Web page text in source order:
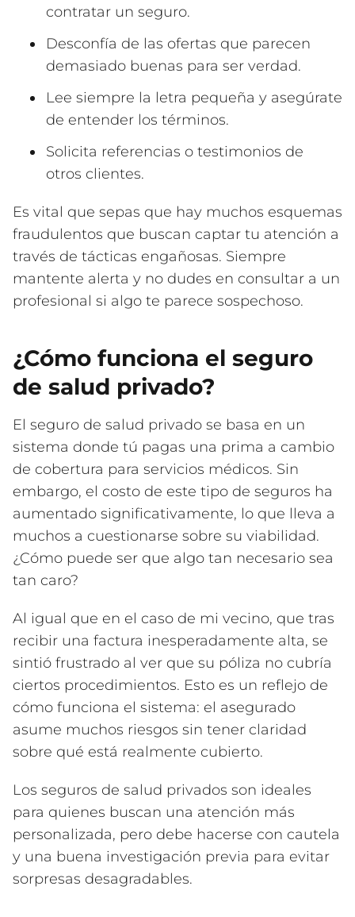
contratar un seguro.
Desconfía de las ofertas que parecen
demasiado buenas para ser verdad.
Lee siempre la letra pequeña y asegúrate
de entender los términos.
Solicita referencias o testimonios de
otros clientes.
Es vital que sepas que hay muchos esquemas
fraudulentos que buscan captar tu atención a
través de tácticas engañosas. Siempre
mantente alerta y no dudes en consultar a un
profesional si algo te parece sospechoso.
¿Cómo funciona el seguro
de salud privado?
El seguro de salud privado se basa en un
sistema donde tú pagas una prima a cambio
de cobertura para servicios médicos. Sin
embargo, el costo de este tipo de seguros ha
aumentado significativamente, lo que lleva a
muchos a cuestionarse sobre su viabilidad.
¿Cómo puede ser que algo tan necesario sea
tan caro?
Al igual que en el caso de mi vecino, que tras
recibir una factura inesperadamente alta, se
sintió frustrado al ver que su póliza no cubría
ciertos procedimientos. Esto es un reflejo de
cómo funciona el sistema: el asegurado
asume muchos riesgos sin tener claridad
sobre qué está realmente cubierto.
Los seguros de salud privados son ideales
para quienes buscan una atención más
personalizada, pero debe hacerse con cautela
y una buena investigación previa para evitar
sorpresas desagradables.